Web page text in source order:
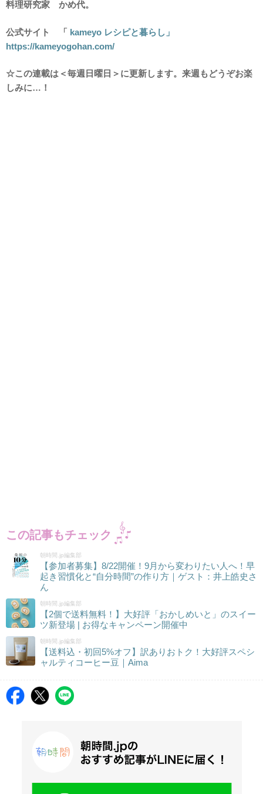
料理研究家 かめ代。
公式サイト 「 kameyo レシピと暮らし」
https://kameyogohan.com/
☆この連載は＜毎週日曜日＞に更新します。来週もどうぞお楽
しみに…！
この記事もチェック
朝時間.jp編集部
【参加者募集】8/22開催！9月から変わりたい人へ！早
起き習慣化と“自分時間”の作り方｜ゲスト：井上皓史さ
ん
朝時間.jp編集部
【2個で送料無料！】大好評「おかしめいと」のスイー
ツ新登場 | お得なキャンペーン開催中
朝時間.jp編集部
【送料込・初回5%オフ】訳ありおトク！大好評スペシ
ャルティコーヒー豆｜Aima